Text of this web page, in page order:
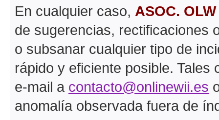
En cualquier caso, ASOC. OLW
de sugerencias, rectificaciones
o subsanar cualquier tipo de
rápido y eficiente posible.
e-mail a contacto@onlinewii.es
anomalía observada fuera de